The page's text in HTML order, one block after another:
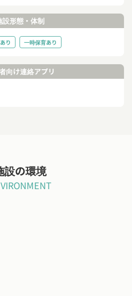
設形態・体制
り 一時保育あり
向け連絡アプリ
設の環境